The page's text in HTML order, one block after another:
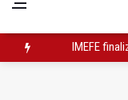
IU alerta de